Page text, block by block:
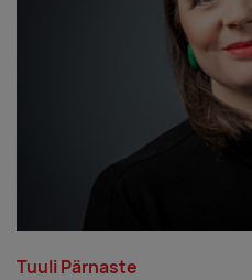
Tuuli Pärnaste